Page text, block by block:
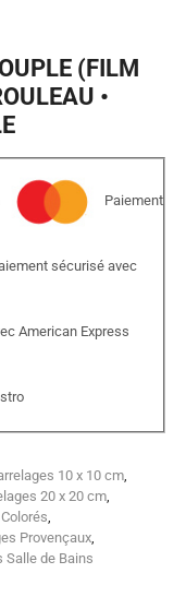
(FILM
•
Paiement
sécurisé avec
American Express
10 x 10 cm
20 x 20 cm
Provençaux
Salle de Bains